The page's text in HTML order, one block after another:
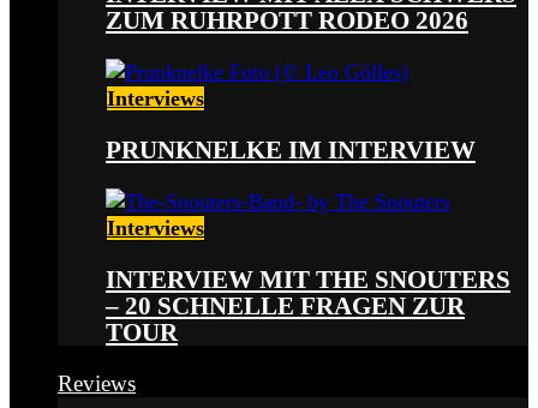
ZUM RUHRPOTT RODEO 2026
Interviews
PRUNKNELKE IM INTERVIEW
Interviews
INTERVIEW MIT THE SNOUTERS
– 20 SCHNELLE FRAGEN ZUR
TOUR
Reviews